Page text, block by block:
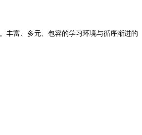
。 丰富、多元、包容的学习环境与循序渐进的